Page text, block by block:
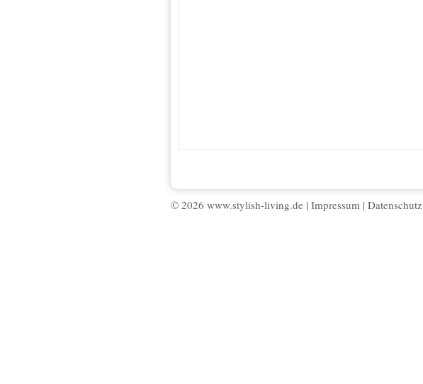
© 2026 www.stylish-living.de | Impressum | Datenschutz